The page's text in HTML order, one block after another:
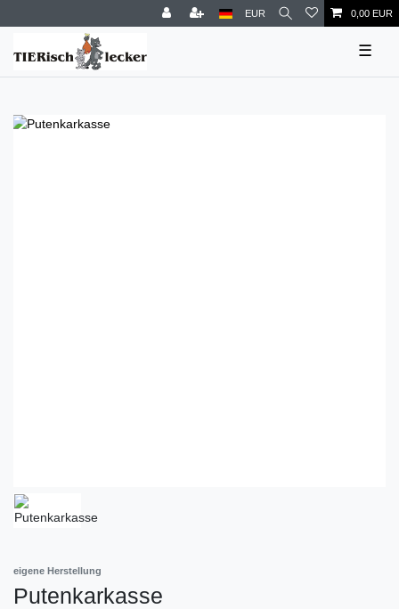
EUR 0,00 EUR
☰
eigene Herstellung
Putenkarkasse